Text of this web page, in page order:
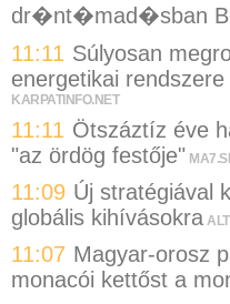
dr�nt�mad�sban
11:11 Súlyosan
energetikai
KARPATINFO.NET
11:11 Ötszáztíz éve
"az ördög festője"
11:09 Új stratégiával
globális kihívásokra
11:07 Magyar-orosz
monacói kettőst a